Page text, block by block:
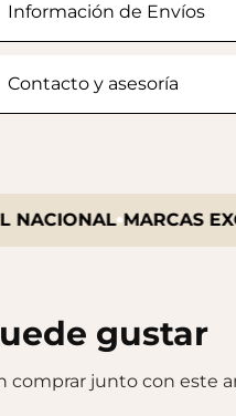
Información de Envíos
Contacto y asesoría
MARCAS
gustar
comprar junto con este